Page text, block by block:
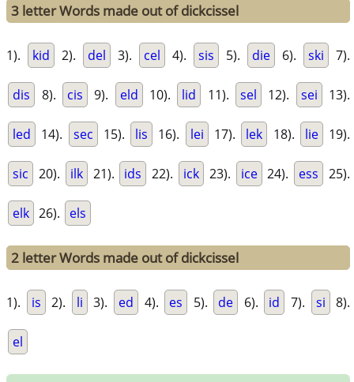
3 letter Words made out of dickcissel
1). kid 2). del 3). cel 4). sis 5). die 6). ski 7).
dis 8). cis 9). eld 10). lid 11). sel 12). sei 13).
led 14). sec 15). lis 16). lei 17). lek 18). lie 19).
sic 20). ilk 21). ids 22). ick 23). ice 24). ess 25).
elk 26). els
2 letter Words made out of dickcissel
1). is 2). li 3). ed 4). es 5). de 6). id 7). si 8).
el